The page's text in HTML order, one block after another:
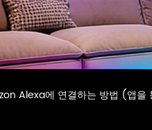
Alexa에 연결하는 방법 (앱을